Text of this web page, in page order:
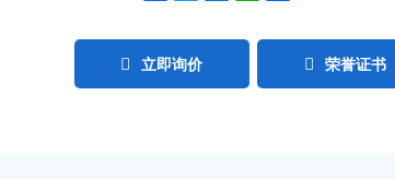
立即询价 荣誉证书